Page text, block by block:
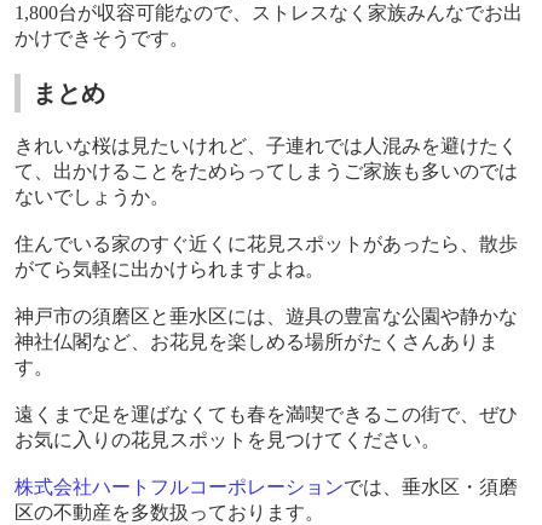
1,800台が収容可能なので、ストレスなく家族みんなでお出
かけできそうです。
まとめ
きれいな桜は見たいけれど、子連れでは人混みを避けたく
て、出かけることをためらってしまうご家族も多いのでは
ないでしょうか。
住んでいる家のすぐ近くに花見スポットがあったら、散歩
がてら気軽に出かけられますよね。
神戸市の須磨区と垂水区には、遊具の豊富な公園や静かな
神社仏閣など、お花見を楽しめる場所がたくさんありま
す。
遠くまで足を運ばなくても春を満喫できるこの街で、ぜひ
お気に入りの花見スポットを見つけてください。
株式会社ハートフルコーポレーションでは、垂水区・須磨
区の不動産を多数扱っております。